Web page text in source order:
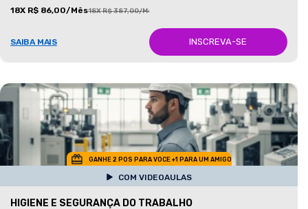
18X R$ 86,00/Mês18X R$ 387,00/Mês
SAIBA MAIS INSCREVA-SE
GANHE 2 POS PARA VOCE +1 PARA UM AMIGO
COM VIDEOAULAS
HIGIENE E SEGURANÇA DO TRABALHO